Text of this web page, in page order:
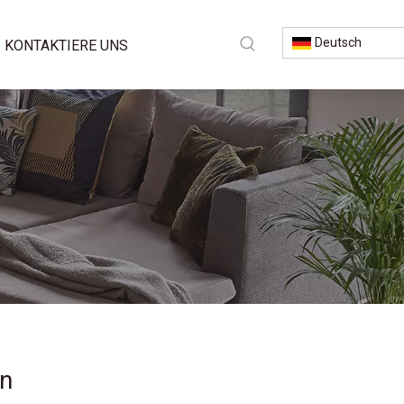
KONTAKTIERE UNS Deutsch